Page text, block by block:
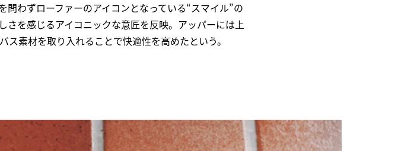
わずローファーのアイコンとなっている“スマイル”の
さを感じるアイコニックな意匠を反映。アッパーには上
素材を取り入れることで快適性を高めたという。